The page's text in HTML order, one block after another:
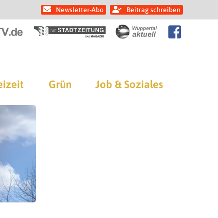
Newsletter-Abo Beitrag schreiben
Grün Job & Soziales